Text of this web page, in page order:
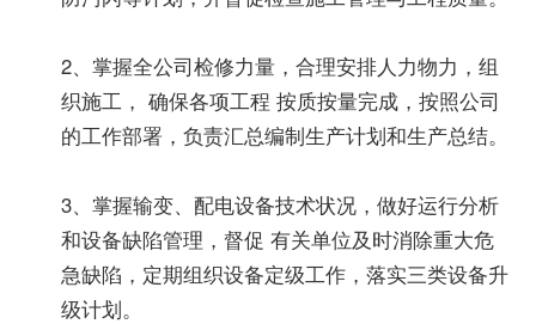
2、掌握全公司检修力量，合理安排人力物力，组
织施工， 确保各项工程 按质按量完成，按照公司
的工作部署，负责汇总编制生产计划和生产总结。
3、掌握输变、配电设备技术状况，做好运行分析
和设备缺陷管理，督促 有关单位及时消除重大危
急缺陷，定期组织设备定级工作，落实三类设备升
级计划。